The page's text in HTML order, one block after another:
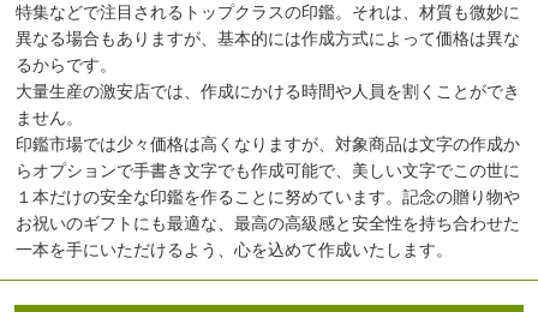
特集などで注目されるトップクラスの印鑑。それは、材質も微妙に
異なる場合もありますが、基本的には作成方式によって価格は異な
るからです。
大量生産の激安店では、作成にかける時間や人員を割くことができ
ません。
印鑑市場では少々価格は高くなりますが、対象商品は文字の作成か
らオプションで手書き文字でも作成可能で、美しい文字でこの世に
１本だけの安全な印鑑を作ることに努めています。記念の贈り物や
お祝いのギフトにも最適な、最高の高級感と安全性を持ち合わせた
一本を手にいただけるよう、心を込めて作成いたします。